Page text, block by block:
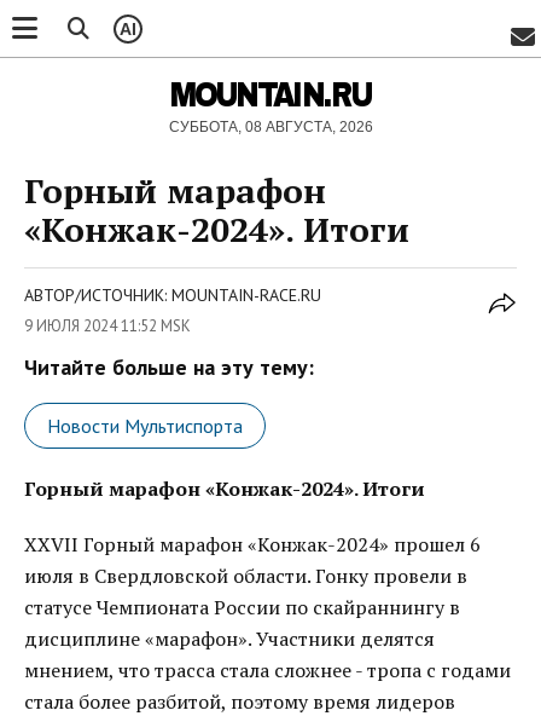
AI
MOUNTAIN.RU
СУББОТА, 08 АВГУСТА, 2026
Горный марафон
«Конжак-2024». Итоги
АВТОР/ИСТОЧНИК: MOUNTAIN-RACE.RU
9 ИЮЛЯ 2024 11:52 MSK
Читайте больше на эту тему:
Новости Мультиспорта
Горный марафон «Конжак-2024». Итоги
XXVII Горный марафон «Конжак-2024» прошел 6
июля в Свердловской области. Гонку провели в
статусе Чемпионата России по скайраннингу в
дисциплине «марафон». Участники делятся
мнением, что трасса стала сложнее - тропа с годами
стала более разбитой, поэтому время лидеров